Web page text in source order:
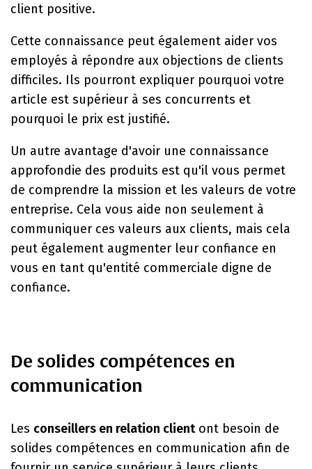
client positive.
Cette connaissance peut également aider vos
employés à répondre aux objections de clients
difficiles. Ils pourront expliquer pourquoi votre
article est supérieur à ses concurrents et
pourquoi le prix est justifié.
Un autre avantage d'avoir une connaissance
approfondie des produits est qu'il vous permet
de comprendre la mission et les valeurs de votre
entreprise. Cela vous aide non seulement à
communiquer ces valeurs aux clients, mais cela
peut également augmenter leur confiance en
vous en tant qu'entité commerciale digne de
confiance.
De solides compétences en
communication
Les conseillers en relation clientont besoin de
solides compétences en communication afin de